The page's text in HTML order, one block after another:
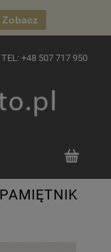
Zobacz
TEL: +48 507 717 950